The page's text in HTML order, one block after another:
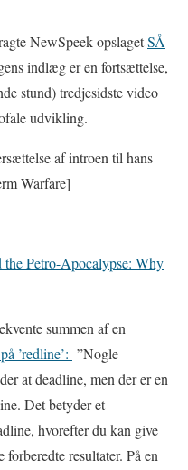
NewSpeek opslagetSÅ
indlæg er en fortsættelse,
stund) tredjesidste video
udvikling.
af introen til hans
Warfare]
Petro-Apocalypse: Why
summen af en
’redline’: ”Nogle
at deadline, men der er en
Det betyder et
hvorefter du kan give
resultater. På en